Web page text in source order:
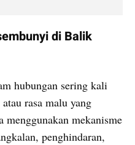
di Balik
hubungan sering kali
rasa malu yang
mekanisme
penghindaran,